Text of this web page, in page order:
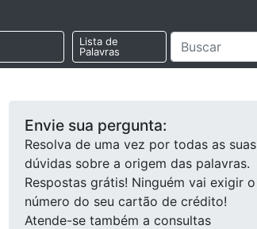
Lista de
Palavras
Envie sua pergunta:
Resolva de uma vez por todas as suas
dúvidas sobre a origem das palavras.
Respostas grátis! Ninguém vai exigir o
número do seu cartão de crédito!
Atende-se também a consultas